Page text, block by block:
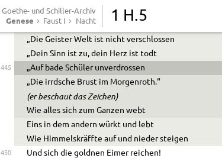
Goethe- und Schiller-Archiv
Genese Faust I Nacht 1 H.5
Die winkende Natur vor meiner Seele liegen.
Jetzt erst erkenn’ ich was der Weise spricht:
„Die Geister Welt ist nicht verschlossen
„Dein Sinn ist zu, dein Herz ist todt
445
„Auf bade Schüler unverdrossen
„Die irrdsche Brust im Morgenroth.“
(er beschaut das Zeichen)
Wie alles sich zum Ganzen webt
Eins in dem andern würkt und lebt
Wie Himmelskräffte auf und nieder steigen
450
Und sich die goldnen Eimer reichen!